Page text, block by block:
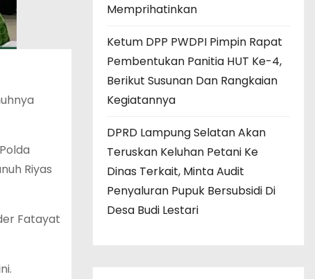
Riyas
Fatayat
Memprihatinkan
Ketum DPP PWDPI Pimpin Rapat
Pembentukan Panitia HUT Ke-4,
Berikut Susunan Dan Rangkaian
Kegiatannya
DPRD Lampung Selatan Akan
Teruskan Keluhan Petani Ke
Dinas Terkait, Minta Audit
Penyaluran Pupuk Bersubsidi Di
Desa Budi Lestari